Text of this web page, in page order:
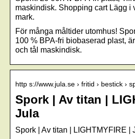
maskindisk. Shopping cart Lägg i
mark.
För många måltider utomhus!
100 % BPA-fri biobaserad plast,
och tål maskindisk.
http s://www.jula.se › fritid › bestick ›
Spork | Av titan |
Jula
Spork | Av titan | LIGHTMYFIRE |